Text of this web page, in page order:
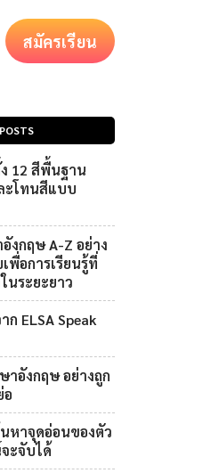
สมัครเรียน
12 สีพื้นฐาน
ะโทนสีแบบ
งกฤษ A-Z อย่าง
พื่อการเรียนรู้ที่
นระยะยาว
ก ELSA Speak
าอังกฤษ อย่างถูก
อ
หาจุดอ่อนของตัว
ะจับได้